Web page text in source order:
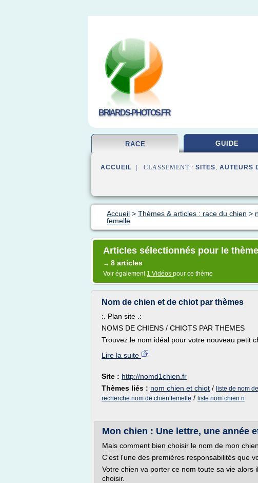
BRIARDS-PHOTOS.FR
RACE GUIDE
ACCUEIL | CLASSEMENT : SITES, AUTEURS
Accueil > Thèmes & articles : race du chien >
femelle
Articles sélectionnés pour le
→ 8 articles
Voir également 1 Vidéos pour ce thème
Nom de chien et de chiot par thèmes
:. Plan site .:
NOMS DE CHIENS / CHIOTS PAR THEMES
Trouvez le nom idéal pour votre nouveau petit
Lire la suite
Site : http://nomd1chien.fr
Thèmes liés : nom chien et chiot / liste de nom
recherche nom de chien femelle / liste nom chien n
Mon chien : Une lettre, une année
Mais comment bien choisir le nom de mon
C'est l'une des premières responsabilités que
Votre chien va porter ce nom toute sa vie
choisir.